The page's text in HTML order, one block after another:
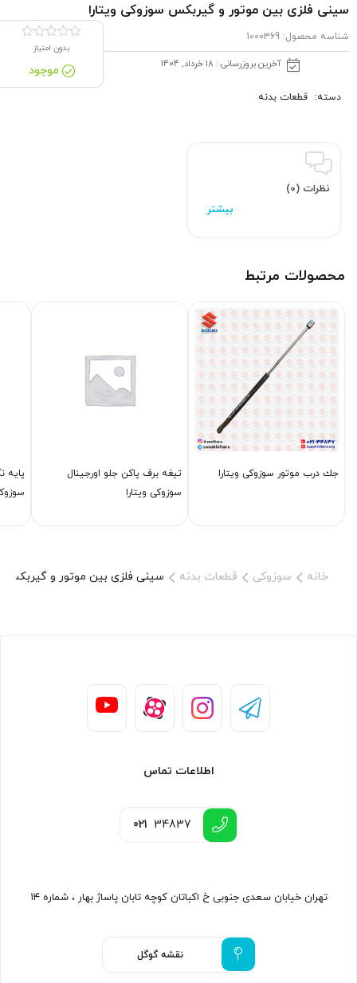
سینی فلزی بین موتور و گیربكس سوزوکی ویتارا
شناسه محصول: 1000369
آخرین بروزرسانی : 18 خرداد, 1404
بدون امتیاز
موجود
دسته: قطعات بدنه
نظرات (0)
محصولات مرتبط
جك درب موتور سوزوکی ویتارا
تیغه برف پاكن جلو اورجینال
سوزوکی ویتارا
پایه
خانه سوزوکی قطعات بدنه سینی فلزی بین موتور و گیربكس
اطلاعات تماس
021 34837
تهران خیابان سعدی جنوبی خ اکباتان کوچه تابان پاساژ بهار ، شماره ۱۴
نقشه گوگل